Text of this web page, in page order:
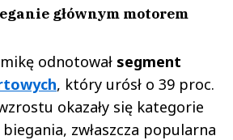
głównym motorem
odnotował segment
, który urósł o 39 proc.
okazały się kategorie
zwłaszcza popularna